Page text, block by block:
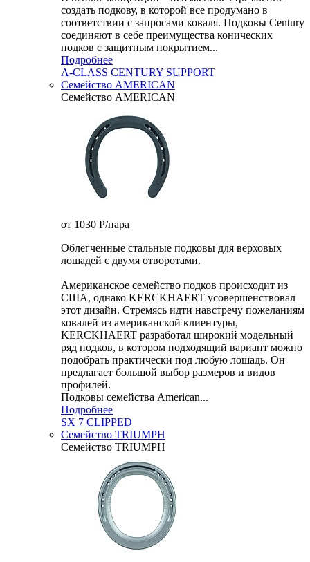
создать подкову, в которой все продумано в
соответствии с запросами коваля. Подковы Century
cоединяют в себе преимущества конических
подков с защитным покрытием...
Подробнее
A-CLASS CENTURY SUPPORT
Семейство AMERICAN
Семейство AMERICAN
от 1030 P/пара
Облегченные стальные подковы для верховых
лошадей с двумя отворотами.
Американское семейство подков происходит из
США, однако KERCKHAERT усовершенствовал
этот дизайн. Стремясь идти навстречу пожеланиям
ковалей из американской клиентуры,
KERCKHAERT разработал широкий модельный
ряд подков, в котором подходящий вариант можно
подобрать практически под любую лошадь. Он
предлагает большой выбор размеров и видов
профилей.
Подковы семейства American...
Подробнее
SX 7 CLIPPED
Семейство TRIUMPH
Семейство TRIUMPH